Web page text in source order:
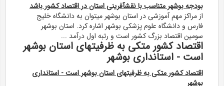
بودجه بوشهر متناسب با نقشآفرینی استان در اقتصاد کشور باشد
از مراکز مهم آموزشی در استان بوشهر میتوان به دانشگاه خلیج
فارس و دانشگاه علوم پزشکی بوشهر اشاره کرد. استان بوشهر
سومین اقتصاد بزرگ کشور است و رتبه اول درآمد ...
اقتصاد کشور متکی به ظرفیتهای استان بوشهر
است - استانداری بوشهر
اقتصاد کشور متکی به ظرفیتهای استان بوشهر است - استانداری
بوشهر